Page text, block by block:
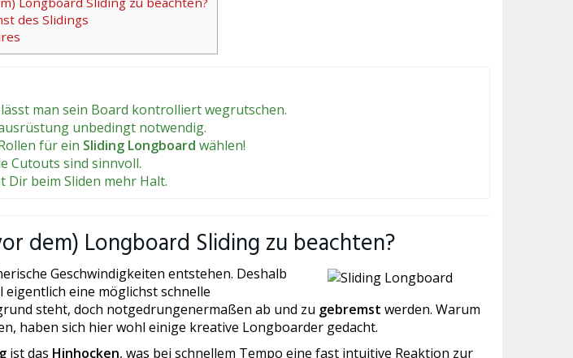
des Slidings
man sein Board kontrolliert wegrutschen.
unbedingt notwendig.
für ein Sliding Longboard wählen!
Cutouts sind sinnvoll.
Dir beim Sliden mehr Halt.
dem) Longboard Sliding zu beachten?
Geschwindigkeiten entstehen. Deshalb
eine möglichst schnelle
steht, doch notgedrungenermaßen ab und zu gebremst werden. Warum
haben sich hier wohl einige kreative Longboarder gedacht.
ist das Hinhocken, was bei schnellem Tempo eine fast intuitive Reaktion zur